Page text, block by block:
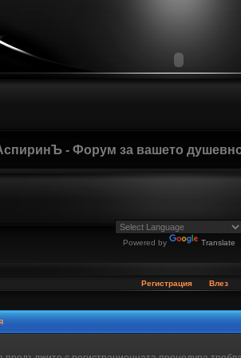
- Форум за вашето
Powered by Translate
Регистрация Влез